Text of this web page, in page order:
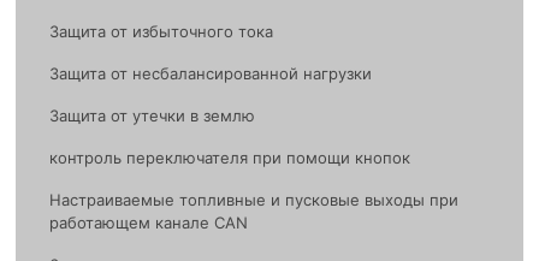
Защита от избыточного тока
Защита от несбалансированной нагрузки
Защита от утечки в землю
контроль переключателя при помощи кнопок
Настраиваемые топливные и пусковые выходы при
работающем канале CAN